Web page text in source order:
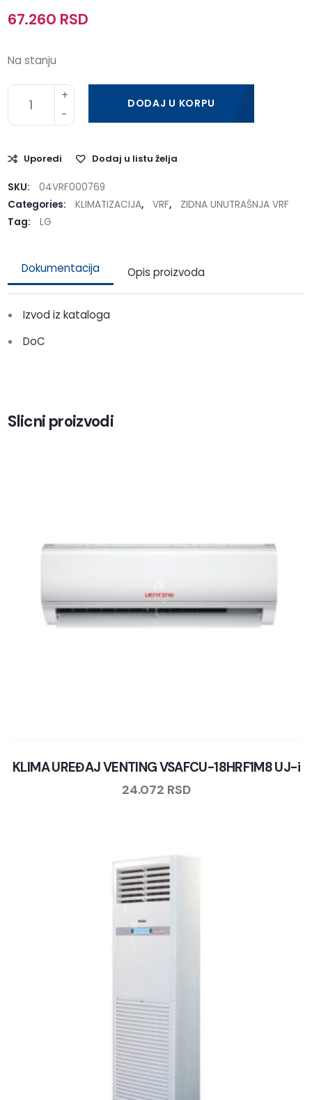
67.260 RSD
Na stanju
DODAJ U KORPU
Uporedi Dodaj u listu želja
SKU:
04VRF000769
Categories:
KLIMATIZACIJA, VRF,
ZIDNA UNUTRAŠNJA VRF
Tag:
LG
Dokumentacija Opis proizvoda
Izvod iz kataloga
DoC
Slicni proizvodi
KLIMA UREĐAJ VENTING VSAFCU-18HRF1M8 UJ-i
24.072 RSD